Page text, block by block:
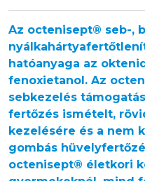
Az octenisept® seb-,
hatóanyaga az
fenoxietanol. Az
sebkezelés
fertőzés ismételt,
kezelésére és a nem
gombás
octenisept® életkori